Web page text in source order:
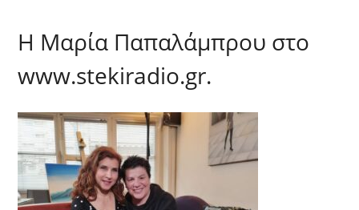
Η Μαρία Παπαλάμπρου στο
www.stekiradio.gr.